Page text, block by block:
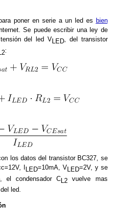
poner en serie a un led es bien
Se puede escribir una ley de
del led V LED, del transistor
:
los datos del transistor BC327, se
I LED=10mA, V LED=2V, y se
el condensador CL2 vuelve mas
led.